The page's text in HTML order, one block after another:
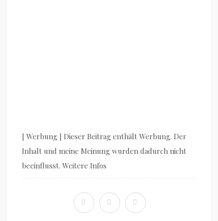
[ Werbung ] Dieser Beitrag enthält Werbung. Der
Inhalt und meine Meinung wurden dadurch nicht
beeinflusst. Weitere Infos